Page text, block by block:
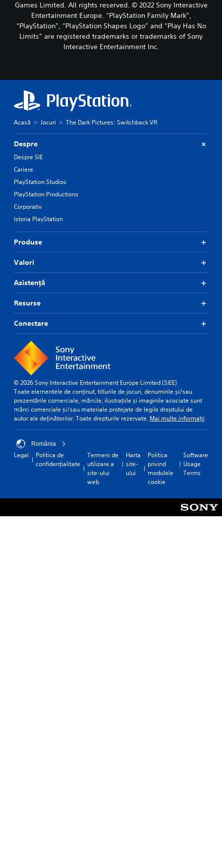
Games Limited. All rights reserved. © 2022 Sony Interactive
Entertainment Europe. “PlayStation Family Mark”,
“PlayStation”, “PlayStation Shapes Logo” and “Play Has No
Limits” are registered trademarks or trademarks of Sony
Interactive Entertainment Inc.
Acasă Jocuri The Dark Pictures: Switchback VR
Despre
Despre SIE
Cariere
PlayStation Studios
PlayStation Productions
Corporativ
Istoria PlayStation
Produse
Valori
Asistență
Resurse
Conectare
© 2026 Sony Interactive Entertainment Europe Limited (SIEE)
Toate elementele de conținut, titlurile de jocuri, denumirile și/sau
prezentările comerciale, mărcile, ilustrațiile și imaginile asociate sunt
mărci comerciale și/sau materiale protejate de legile dreptului de
autor ale deținătorilor. Toate drepturile rezervate. Mai multe informații
România
Legal
Politica de
confidențialitate
Termeni de
utilizare a
site-ului
web
Harta
site-
ului
Politica
privind
modulele
cookie
Software
Usage
Terms